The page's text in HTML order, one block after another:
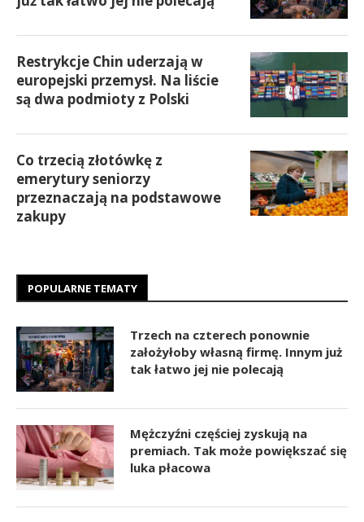
Restrykcje Chin uderzają w
europejski przemysł. Na liście
są dwa podmioty z Polski
Co trzecią złotówkę z
emerytury seniorzy
przeznaczają na podstawowe
zakupy
POPULARNE TEMATY
Trzech na czterech ponownie
założyłoby własną firmę. Innym już
tak łatwo jej nie polecają
Mężczyźni częściej zyskują na
premiach. Tak może powiększać się
luka płacowa